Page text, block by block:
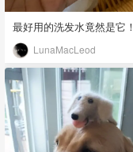
最好用的洗发水竟然是它！
LunaMacLeod